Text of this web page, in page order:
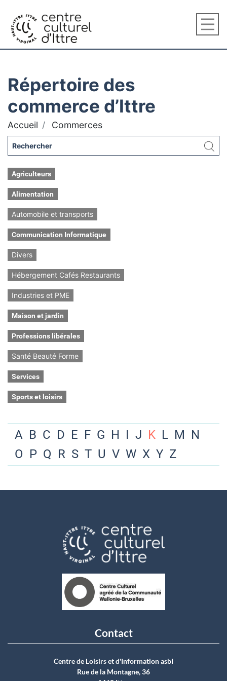
Répertoire des
commerce d’Ittre
Accueil Commerces
Agriculteurs
Alimentation
Automobile et transports
Communication Informatique
Divers
Hébergement Cafés Restaurants
Industries et PME
Maison et jardin
Professions libérales
Santé Beauté Forme
Services
Sports et loisirs
A B C D E F G H I J K L M N
O P Q R S T U V W X Y Z
Contact
Centre de Loisirs et d'Information asbI
Rue de la Montagne, 36